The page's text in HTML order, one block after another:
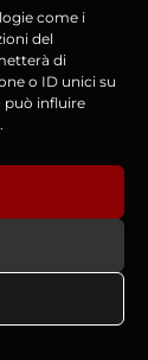
come i
del
di
o ID unici su
può influire
| P.IVA